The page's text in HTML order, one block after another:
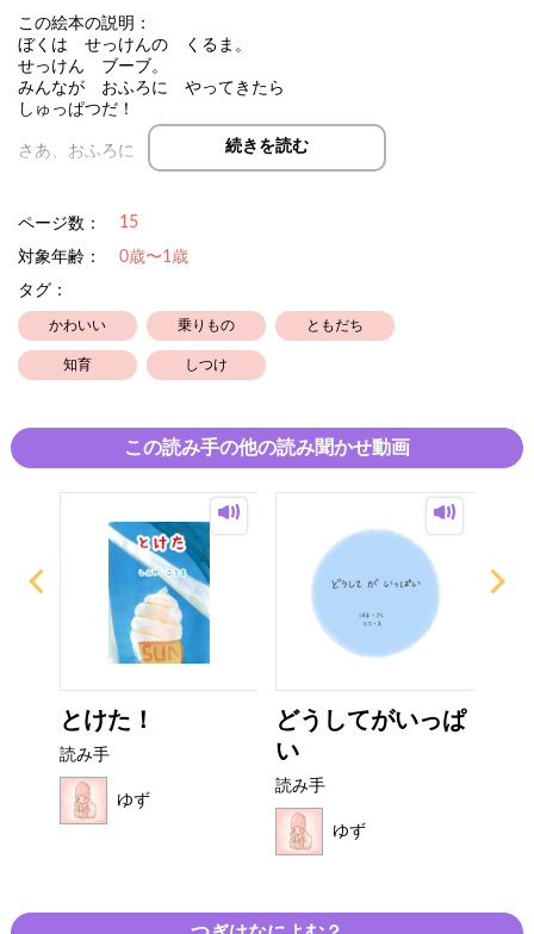
この絵本の説明：
ぼくは せっけんの くるま。
せっけん ブーブ。
みんなが おふろに やってきたら
しゅっぱつだ！
さあ、おふろに はいってきたのは、だれかな？
お風呂が大好きな子もいれば、お風呂が嫌いな子、シャワーが苦
手な子もいますよね。
でも大丈夫！
てしまうんです！
★ ★ ★ ★ ★
うちの子がまだヨチヨチ歩きだったころ、子どもの好きな「ブー
その子が学ランを着だした今更、ストーリーを整え、イラストを
描き起こしました。
まだヨチヨチ歩きの小さな子どもたちに届きますように。
続きを読む
ページ数： 15
対象年齢：
0歳〜1歳
タグ：
かわいい 乗りもの ともだち
知育 しつけ
この読み手の他の読み聞かせ動画
とけた！
読み手
ゆず
どうしてがいっぱ
い
読み手
ゆず